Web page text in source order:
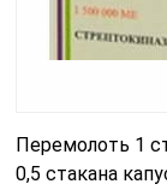
Перемолоть 1
0,5 стакана